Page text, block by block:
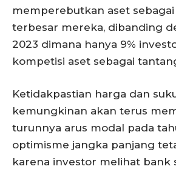
memperebutkan aset
terbesar mereka, dibanding
2023 dimana hanya 9%
kompetisi aset sebagai
Ketidakpastian harga dan
kemungkinan akan terus
turunnya arus modal pada
optimisme jangka panjang
karena investor melihat bank